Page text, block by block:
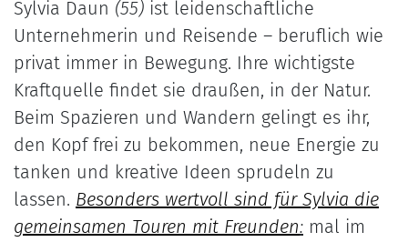
Sylvia Daun (55) ist leidenschaftliche
Unternehmerin und Reisende – beruflich wie
privat immer in Bewegung. Ihre wichtigste
Kraftquelle findet sie draußen, in der Natur.
Beim Spazieren und Wandern gelingt es ihr,
den Kopf frei zu bekommen, neue Energie zu
tanken und kreative Ideen sprudeln zu
lassen. Besonders wertvoll sind für Sylvia die
gemeinsamen Touren mit Freunden: mal im